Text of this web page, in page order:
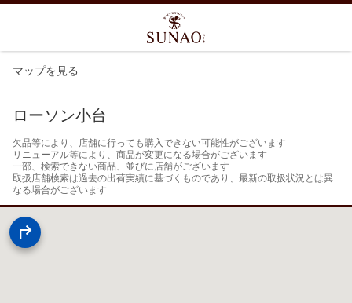
マップを見る
ローソン小台
欠品等により、店舗に行っても購入できない可能性がございます
リニューアル等により、商品が変更になる場合がございます
一部、検索できない商品、並びに店舗がございます
取扱店舗検索は過去の出荷実績に基づくものであり、最新の取扱状況とは異
なる場合がございます